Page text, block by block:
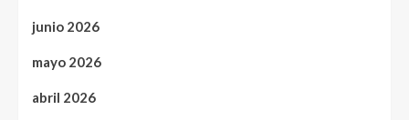
junio 2026
mayo 2026
abril 2026